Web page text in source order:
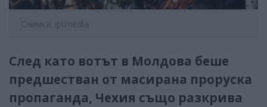
Снимка: ipi.media
След като вотът в Молдова беше
предшестван от масирана проруска
пропаганда, Чехия също разкрива